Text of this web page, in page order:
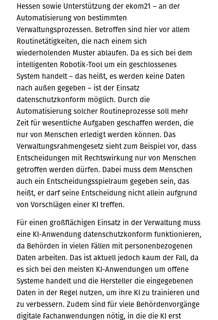
Hessen sowie Unterstützung der ekom21 – an der
Automatisierung von bestimmten
Verwaltungsprozessen. Betroffen sind hier vor allem
Routinetätigkeiten, die nach einem sich
wiederholenden Muster ablaufen. Da es sich bei dem
intelligenten Robotik-Tool um ein geschlossenes
System handelt – das heißt, es werden keine Daten
nach außen gegeben – ist der Einsatz
datenschutzkonform möglich. Durch die
Automatisierung solcher Routineprozesse soll mehr
Zeit für wesentliche Aufgaben geschaffen werden, die
nur von Menschen erledigt werden können. Das
Verwaltungsrahmengesetz sieht zum Beispiel vor, dass
Entscheidungen mit Rechtswirkung nur von Menschen
getroffen werden dürfen. Dabei muss dem Menschen
auch ein Entscheidungsspielraum gegeben sein, das
heißt, er darf seine Entscheidung nicht allein aufgrund
von Vorschlägen einer KI treffen.
Für einen großflächigen Einsatz in der Verwaltung muss
eine KI-Anwendung datenschutzkonform funktionieren,
da Behörden in vielen Fällen mit personenbezogenen
Daten arbeiten. Das ist aktuell jedoch kaum der Fall, da
es sich bei den meisten KI-Anwendungen um offene
Systeme handelt und die Hersteller die eingegebenen
Daten in der Regel nutzen, um ihre KI zu trainieren und
zu verbessern. Zudem sind für viele Behördenvorgänge
digitale Fachanwendungen nötig, in die die KI erst